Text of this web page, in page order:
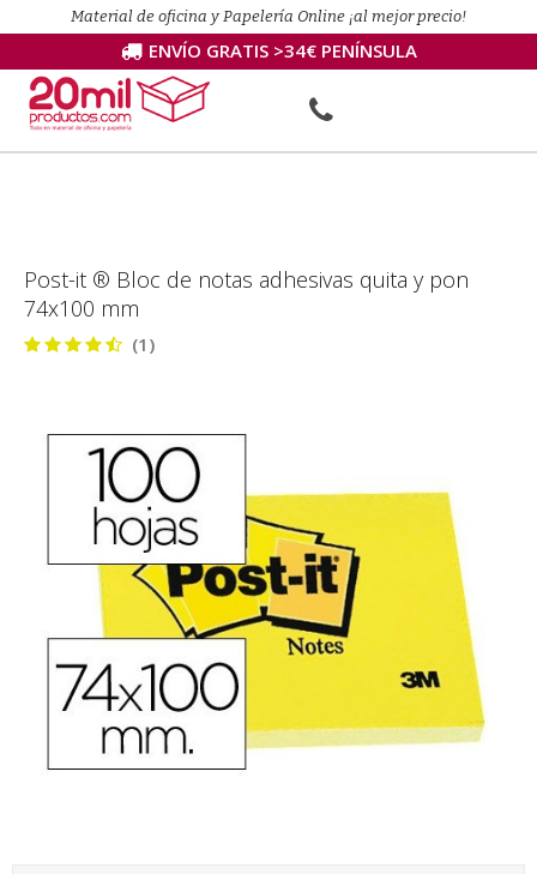
Material de oficina y Papelería Online ¡al mejor precio!
ENVÍO GRATIS >34€ PENÍNSULA
Post-it ® Bloc de notas adhesivas quita y pon
74x100 mm
(1)